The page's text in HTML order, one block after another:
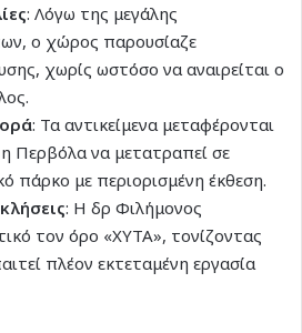
: Λόγω της μεγάλης
ο χώρος παρουσίαζε
χωρίς ωστόσο να αναιρείται ο
: Τα αντικείμενα μεταφέρονται
Περβόλα να μετατραπεί σε
πάρκο με περιορισμένη έκθεση.
: Η δρ Φιλήμονος
τον όρο «ΧΥΤΑ», τονίζοντας
πλέον εκτεταμένη εργασία